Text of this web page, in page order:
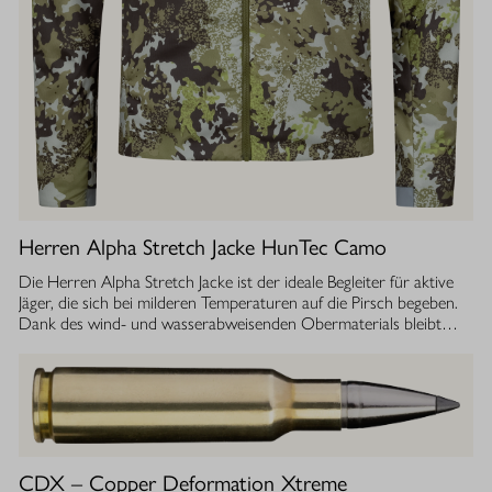
Herren Alpha Stretch Jacke HunTec Camo
Die Herren Alpha Stretch Jacke ist der ideale Begleiter für aktive
Jäger, die sich bei milderen Temperaturen auf die Pirsch begeben.
Dank des wind- und wasserabweisenden Obermaterials bleibt
leicht und dehnbar ist. Die geräuscharme Verarbeitung sorgt
dafür, dass Sie sich unbemerkt fortbewegen können. Die
luftdurchlässige Isolierung ermöglicht einen optimalen
Feuchtigkeitstransport, sodass Sie auch bei anstrengenden
Aktivitäten stets ein angenehmes Tragegefühl haben. Ob im
CDX – Copper Deformation Xtreme